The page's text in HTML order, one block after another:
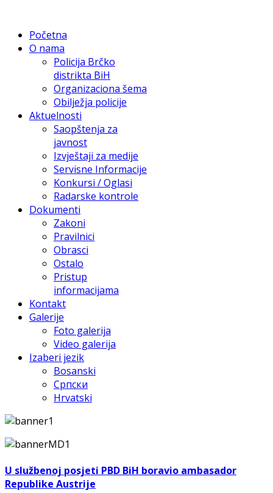
Početna
O nama
Policija Brčko
distrikta BiH
Organizaciona šema
Obilježja policije
Aktuelnosti
Saopštenja za
javnost
Izvještaji za medije
Servisne Informacije
Konkursi / Oglasi
Radarske kontrole
Dokumenti
Zakoni
Pravilnici
Obrasci
Ostalo
Pristup
informacijama
Kontakt
Galerije
Foto galerija
Video galerija
Izaberi jezik
Bosanski
Српски
Hrvatski
U službenoj posjeti PBD BiH boravio ambasador
Republike Austrije